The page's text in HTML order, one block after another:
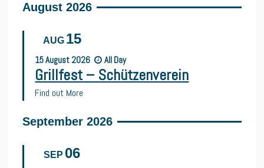
August 2026
AUG 15
15August 2026 All Day
Grillfest – Schützenverein
Find out More
September 2026
SEP 06